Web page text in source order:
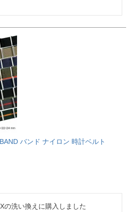
バンド ナイロン 時計ベルト
の洗い換えに購入しました